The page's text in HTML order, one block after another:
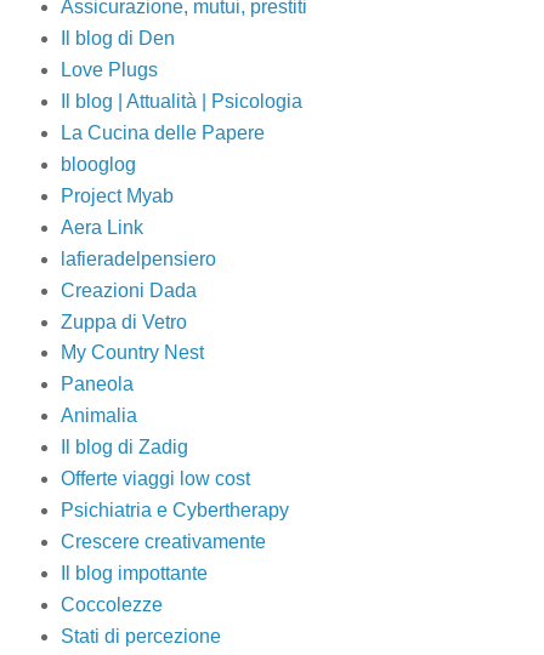
Assicurazione, mutui, prestiti
Il blog di Den
Love Plugs
Il blog | Attualità | Psicologia
La Cucina delle Papere
blooglog
Project Myab
Aera Link
lafieradelpensiero
Creazioni Dada
Zuppa di Vetro
My Country Nest
Paneola
Animalia
Il blog di Zadig
Offerte viaggi low cost
Psichiatria e Cybertherapy
Crescere creativamente
Il blog impottante
Coccolezze
Stati di percezione